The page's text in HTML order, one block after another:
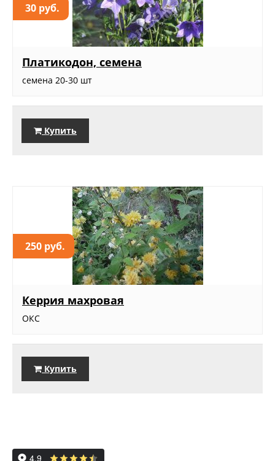
30 руб.
Платикодон, семена
семена 20-30 шт
Купить
250 руб.
Керрия махровая
ОКС
Купить